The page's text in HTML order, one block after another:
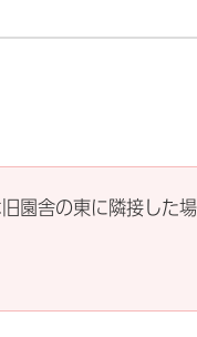
園舎の東に隣接した